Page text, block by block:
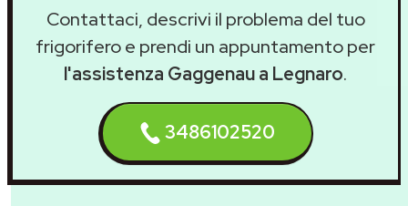
Contattaci, descrivi il problema del tuo
frigorifero e prendi un appuntamento per
l'assistenza Gaggenau a Legnaro.
3486102520